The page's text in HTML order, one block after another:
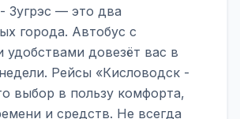
Зугрэс — это два
города. Автобус с
довезёт вас в
Рейсы «Кисловодск -
выбор в пользу комфорта,
и средств. Не всегда